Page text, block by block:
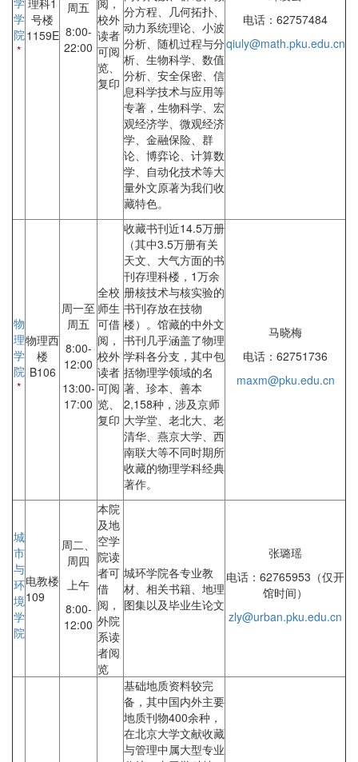
学
院
*
理科1
号楼
1159E
周五
8:00-
22:00
阅，
校外
读者
可阅
览、
复印
分方程、几何拓扑、
动力系统理论、小波
分析、随机过程与分
析、生物科学、数值
分析、安全保密、信
息科学技术与应用等
专著，生物科学、宏
观经济学、微观经济
学、金融保险、群
论、博弈论、计算数
学、自动化技术等大
量外文原著为我们收
藏特色。
电话：62757484
qiuly@math.pku.edu.cn
物
理
学
院
*
物理西
楼
B106
周一至
周五
8:00-
12:00
13:00-
17:00
全校
师生
可借
阅，
校外
读者
可阅
览、
复印
收藏书刊近14.5万册
（其中3.5万册有关
天文、大气方面的书
刊存理科楼，1万余
册核技术与核实验的
书刊存放在技物
楼）。馆藏的中外文
书刊几乎涵盖了物理
学科各分支，其中包
括物理学领域的名
著、珍本、善本
2,158种，涉及京师
大学堂、老北大、老
清华、燕京大学、西
南联大等不同时期所
收藏的物理学科经典
著作。
马晓梅
电话：62751736
maxm@pku.edu.cn
城
市
与
环
境
学
院
电教楼
109
周二、
周四
上午
8:00-
12:00
本院
及地
空学
院读
者可
借
阅，
外院
系读
者阅
览
城环学院各专业教
材、相关书籍、地理
图集以及毕业生论文
张璐瑶
电话：62765953（仅开
馆时间）
zly@urban.pku.edu.cn
基础地质资料较完
备，其中国内外主要
地质刊物400余种，
在北京大学文献收藏
与管理中属大型专业